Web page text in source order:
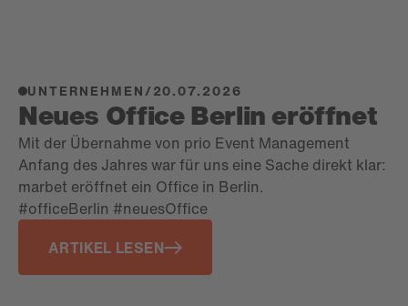
UNTERNEHMEN/20.07.2026
Neues Office Berlin eröffnet
Mit der Übernahme von prio Event Management
Anfang des Jahres war für uns eine Sache direkt klar:
marbet eröffnet ein Office in Berlin.
#officeBerlin #neuesOffice
ARTIKEL LESEN